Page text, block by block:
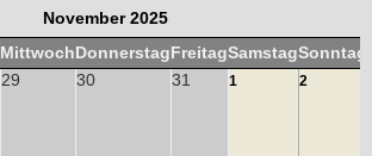
November 2025
MittwochDonnerstagFreitagSamstagSonntag
29 30 31 1 2